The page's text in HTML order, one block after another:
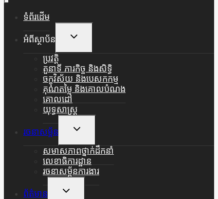
ទំព័រដើម
អំពីស្ថាប័ន
Toggle
Menu
ប្រវត្តិ
តួនាទី ភារកិច្ច និងសិទ្ធិ
ចក្ខុវិស័យ និងបេសកកម្ម
គុណតម្លៃ និងគោលបំណង
គោលដៅ
យុទ្ធសាស្ត្រ
រចនាសម្ព័ន
Toggle
Menu
សមាសភាពថ្នាក់ដឹកនាំ
លេខាធិការដ្ឋាន
រចនាសម្ព័នការងារ
ព័ត៌មាន
Toggle